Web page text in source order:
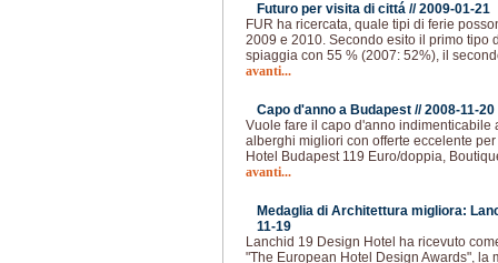
Futuro per visita di cittá //2009-01-21
FUR ha ricercata, quale tipi di ferie
2009 e 2010. Secondo esito il primo tipo
spiaggia con 55 % (2007: 52%), il
avanti...
Capo d'anno a Budapest //2008-11-20
Vuole fare il capo d'anno indimenticabile
alberghi migliori con offerte eccelente
Hotel Budapest 119 Euro/doppia,
avanti...
Medaglia di Architettura migliora:
11-19
Lanchid 19 Design Hotel ha ricevuto
"The European Hotel Design Awards", la